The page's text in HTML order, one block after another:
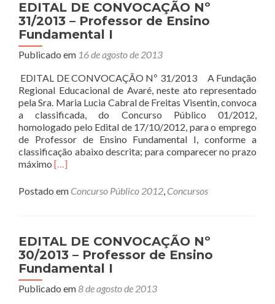
Nº
34/2013
–
Professor
de
Fundamental
I
EDITAL DE CONVOCAÇÃO Nº
31/2013 – Professor de Ensino
Fundamental I
Publicado em 16 de agosto de 2013
EDITAL DE CONVOCAÇÃO Nº 31/2013 A Fundação
Regional Educacional de Avaré, neste ato representado
pela Sra. Maria Lucia Cabral de Freitas Visentin, convoca
a classificada, do Concurso Público 01/2012,
homologado pelo Edital de 17/10/2012, para o emprego
de Professor de Ensino Fundamental I, conforme a
classificação abaixo descrita; para comparecer no prazo
máximo Read
about
Nº
31/2013
–
Professor
de
[…]
Postado em Concurso Público 2012, Concursos
EDITAL DE CONVOCAÇÃO Nº
30/2013 – Professor de Ensino
Fundamental I
Publicado em8 de agosto de 2013